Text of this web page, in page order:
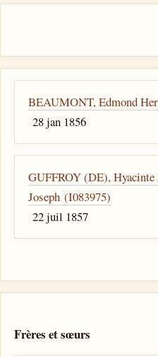
BEAUMONT, Edmond
28 jan 1856
GUFFROY (DE),
Joseph (I083975)
22 juil 1857
Frères et sœurs